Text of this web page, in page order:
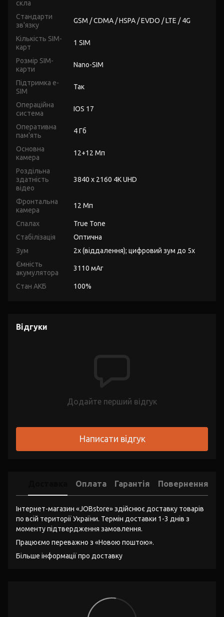
скла
Стандарти
зв'язку
GSM / CDMA / HSPA / EVDO / LTE / 4G
Кількість SIM-
карт
1 SIM
Розмір SIM-
карти
Nano-SIM
Підтримка e-
SIM
Так
Операційна
система
IOS 17
Оперативна
пам'ять
4 Гб
Основна
камера
12+12 Мп
Роздільна
здатність
відео
3840 x 2160 4K UHD
Фронтальна
камера
12 Мп
Спалах
True Tone
Стабілізація
Оптична
Зум
2x (віддалення); цифровий зум до 5x
Ємність
акумулятора
3110 мАг
Стан АКБ 100%
Відгуки
Додайте перший відгук
Написати відгук
Оплата Гарантія Повернення
Інтернет-магазин «JOBstore» здійснює доставку товарів
по всій території України. Термін доставки 1-3 днів з
моменту підтвердження замовлення.
Працюємо переважно з «Новою поштою».
Більше інформації про доставку